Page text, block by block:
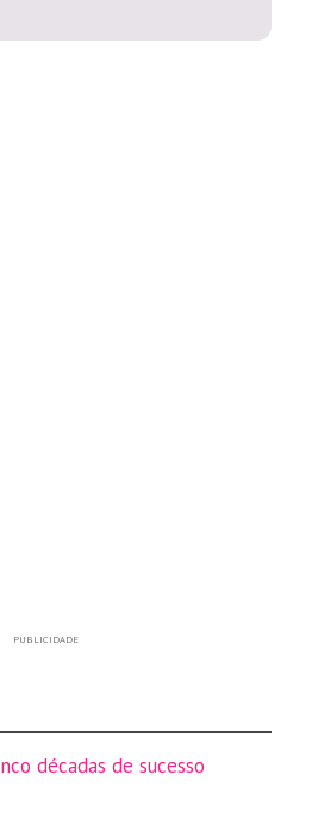
PUBLICIDADE
décadas de sucesso